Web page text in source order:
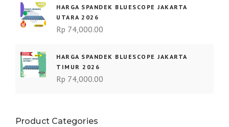
HARGA SPANDEK BLUESCOPE JAKARTA
UTARA 2026
Rp 74,000.00
HARGA SPANDEK BLUESCOPE JAKARTA
TIMUR 2026
Rp 74,000.00
Product Categories